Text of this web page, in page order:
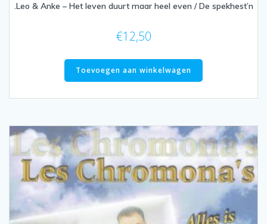
.Leo & Anke – Het leven duurt maar heel even / De spekhest’n
€12,50
Toevoegen aan winkelwagen